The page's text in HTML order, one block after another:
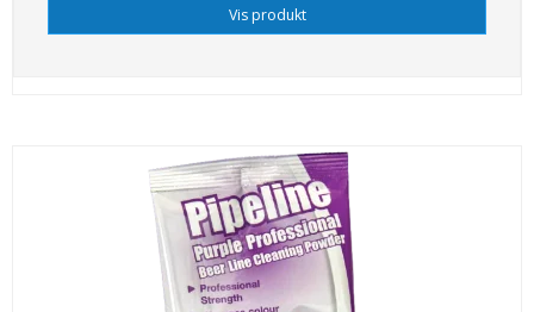
Vis produkt